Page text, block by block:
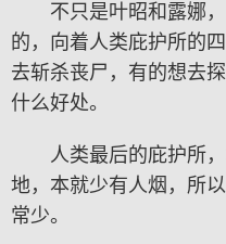
不只是叶昭和露娜
的，向着人类庇护所的
去斩杀丧尸，有的想去
什么好处。
人类最后的庇护所
地，本就少有人烟，所
常少。